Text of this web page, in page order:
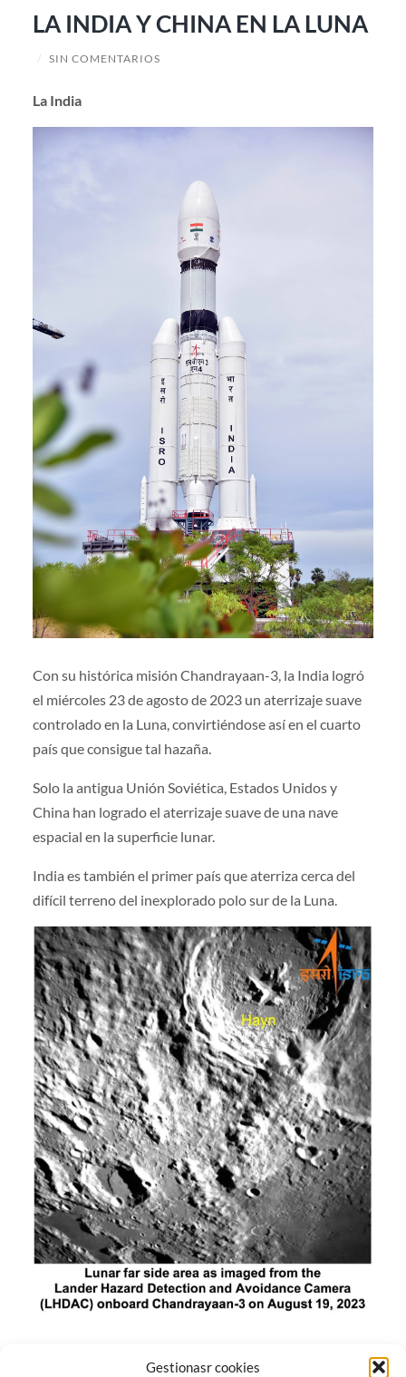
Gestionasr cookies
LA INDIA Y CHINA EN LA LUNA
/ SIN COMENTARIOS
La India
Con su histórica misión Chandrayaan-3, la India logró
el miércoles 23 de agosto de 2023 un aterrizaje suave
controlado en la Luna, convirtiéndose así en el cuarto
país que consigue tal hazaña.
Solo la antigua Unión Soviética, Estados Unidos y
China han logrado el aterrizaje suave de una nave
espacial en la superficie lunar.
India es también el primer país que aterriza cerca del
difícil terreno del inexplorado polo sur de la Luna.